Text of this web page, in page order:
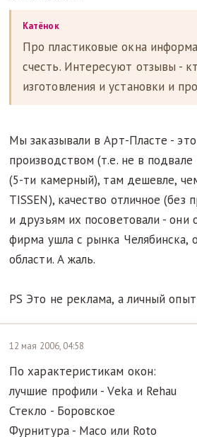
Катёнок
Про пластиковые окна
счесть. Интересуют отзывы -
изготовления и установки и
Мы заказывали в Арт-Пласте -
производством (т.е. не в
(5-ти камерный), там дешевле,
TISSEN), качество отличное
и друзьям их посоветовали - они
фирма ушла с рынка Челябинска,
области. А жаль.
PS Это не реклама, а личный
12 мая 2006, 04:58
По характеристикам окон:
лучшие профили - Veka и Rehau
Стекло - Боровское
Фурнитура - Масо или Roto